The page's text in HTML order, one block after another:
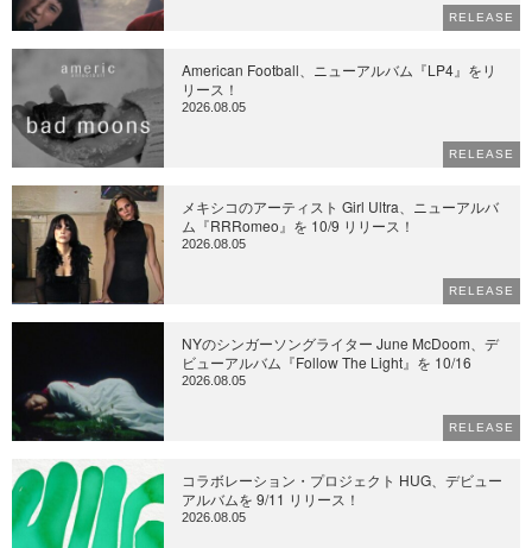
RELEASE
American Football、ニューアルバム『LP4』をリ
リース！
2026.08.05
RELEASE
メキシコのアーティスト Girl Ultra、ニューアルバ
ム『RRRomeo』を 10/9 リリース！
2026.08.05
RELEASE
NYのシンガーソングライター June McDoom、デ
ビューアルバム『Follow The Light』を 10/16
2026.08.05
RELEASE
コラボレーション・プロジェクト HUG、デビュー
アルバムを 9/11 リリース！
2026.08.05